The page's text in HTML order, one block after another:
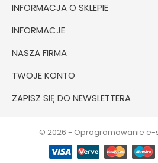
INFORMACJA O SKLEPIE
INFORMACJE
NASZA FIRMA
TWOJE KONTO
ZAPISZ SIĘ DO NEWSLETTERA
© 2026 - Oprogramowanie e-